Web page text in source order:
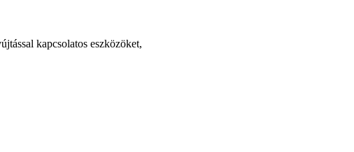
kapcsolatos eszközöket,